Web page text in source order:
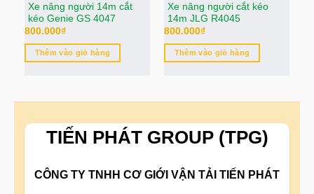
Xe nâng người 14m cắt
kéo Genie GS 4047
800.000₫
Thêm vào giỏ hàng
Xe nâng người cắt kéo
14m JLG R4045
800.000₫
Thêm vào giỏ hàng
TIẾN PHÁT GROUP (TPG)
CÔNG TY TNHH CƠ GIỚI VẬN TẢI TIẾN PHÁT